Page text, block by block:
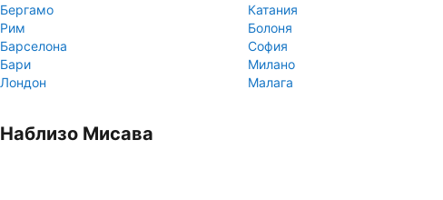
Бергамо
Катания
Рим
Болоня
Барселона
София
Бари
Милано
Лондон
Малага
Наблизо Мисава